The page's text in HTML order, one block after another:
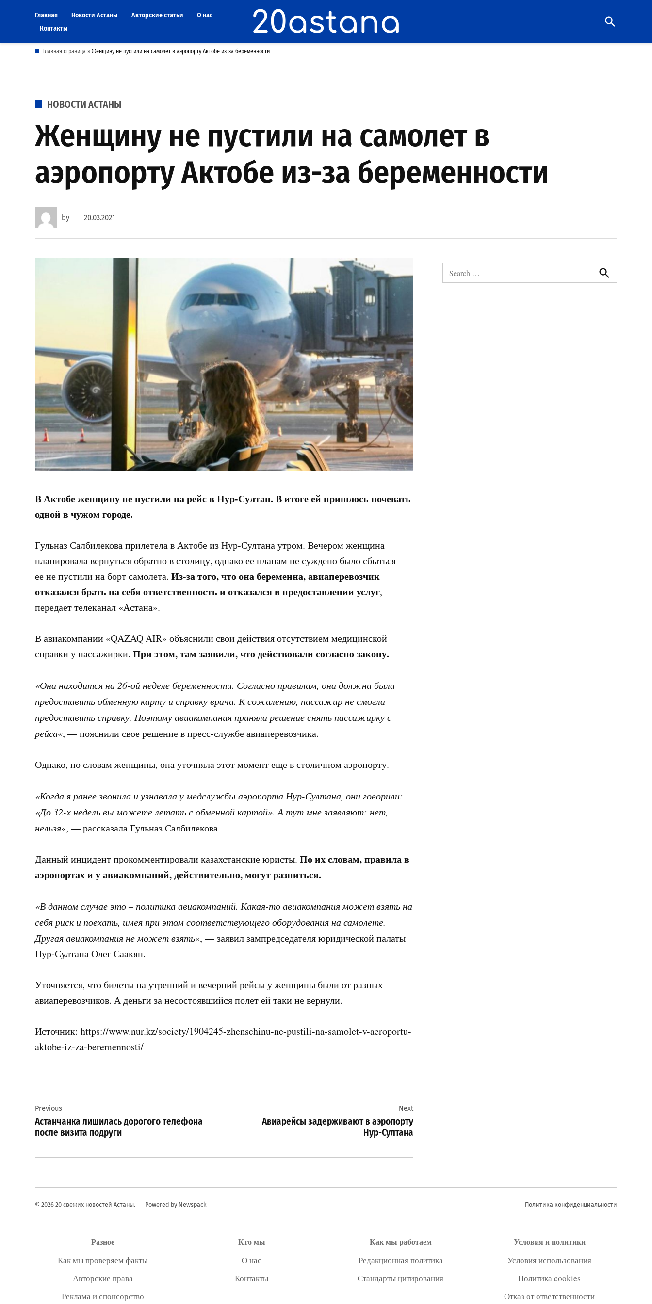
Главная Новости Астаны Авторские статьи
О нас
Контакты
Open
Search
Главная страница » Женщину не пустили на самолет в аэропорту Актобе из-за беременности
POSTED
НОВОСТИ АСТАНЫ
Женщину не пустили на самолет в
аэропорту Актобе из-за беременности
by 20.03.2021
В Актобе женщину не пустили на рейс в Нур-Султан. В итоге ей пришлось ночевать
одной в чужом городе.
Гульназ Салбилекова прилетела в Актобе из Нур-Султана утром. Вечером женщина
планировала вернуться обратно в столицу, однако ее планам не суждено было сбыться —
ее не пустили на борт самолета. Из-за того, что она беременна, авиаперевозчик
отказался брать на себя ответственность и отказался в предоставлении услуг,
передает телеканал «Астана».
В авиакомпании «QAZAQ AIR» объяснили свои действия отсутствием медицинской
справки у пассажирки. При этом, там заявили, что действовали согласно закону.
«Она находится на 26-ой неделе беременности. Согласно правилам, она должна была
предоставить обменную карту и справку врача. К сожалению, пассажир не смогла
предоставить справку. Поэтому авиакомпания приняла решение снять пассажирку с
рейса«, — пояснили свое решение в пресс-службе авиаперевозчика.
Однако, по словам женщины, она уточняла этот момент еще в столичном аэропорту.
«Когда я ранее звонила и узнавала у медслужбы аэропорта Нур-Султана, они говорили:
«До 32-х недель вы можете летать с обменной картой». А тут мне заявляют: нет,
нельзя«, — рассказала Гульназ Салбилекова.
Данный инцидент прокомментировали казахстанские юристы. По их словам, правила в
аэропортах и у авиакомпаний, действительно, могут разниться.
«В данном случае это – политика авиакомпаний. Какая-то авиакомпания может взять на
себя риск и поехать, имея при этом соответствующего оборудования на самолете.
Другая авиакомпания не может взять«, — заявил зампредседателя юридической палаты
Нур-Султана Олег Саакян.
Уточняется, что билеты на утренний и вечерний рейсы у женщины были от разных
авиаперевозчиков. А деньги за несостоявшийся полет ей таки не вернули.
Источник: https://www.nur.kz/society/1904245-zhenschinu-ne-pustili-na-samolet-v-aeroportu-
aktobe-iz-za-beremennosti/
по
записям
Previous
Астанчанка лишилась дорогого телефона
после визита подруги
Next
Авиарейсы задерживают в аэропорту
Нур-Султана
Search
for:
Search
© 2026 20 свежих новостей Астаны. Powered by Newspack Политика конфиденциальности
Разное
Как мы проверяем факты
Авторские права
Реклама и спонсорство
Кто мы
О нас
Контакты
Как мы работаем
Редакционная политика
Стандарты цитирования
Условия и политики
Условия использования
Политика cookies
Отказ от ответственности